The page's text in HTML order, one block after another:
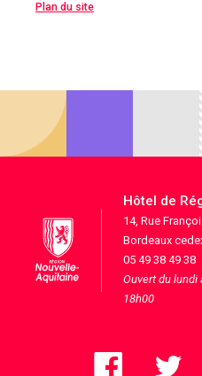
Plan du site
Hôtel de
14, Rue
Bordeaux
05 49 38 49 38
Ouvert du lundi
18h00